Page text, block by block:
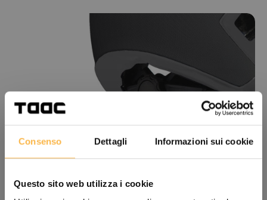
Consenso Dettagli Informazioni sui cookie
Questo sito web utilizza i cookie